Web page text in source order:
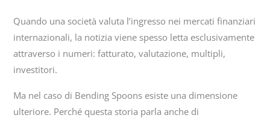
Quando una società valuta l’ingresso nei mercati finanziari
internazionali, la notizia viene spesso letta esclusivamente
attraverso i numeri: fatturato, valutazione, multipli,
investitori.
Ma nel caso di Bending Spoons esiste una dimensione
ulteriore. Perché questa storia parla anche di